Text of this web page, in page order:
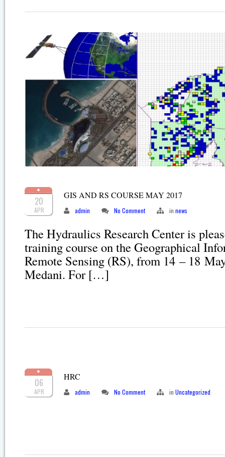
20
APR
GIS AND RS COURSE MAY 2017
admin No Comment in news
The Hydraulics Research Center is
training course on the Geographical
Remote Sensing (RS), from 14 – 18
Medani. For […]
06
APR
HRC
admin No Comment in Uncategorized